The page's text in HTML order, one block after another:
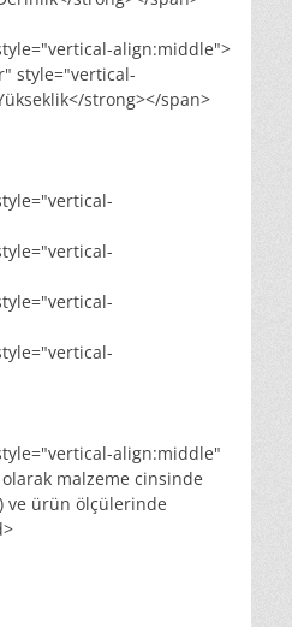
align:middle">
style="vertical-
strong></span>
align:middle"
malzeme cinsinde
ve ürün ölçülerinde